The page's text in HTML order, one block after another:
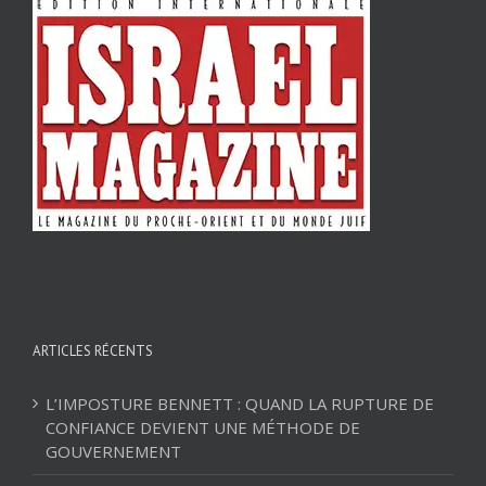
ARTICLES RÉCENTS
L’IMPOSTURE BENNETT : QUAND LA RUPTURE DE
CONFIANCE DEVIENT UNE MÉTHODE DE
GOUVERNEMENT